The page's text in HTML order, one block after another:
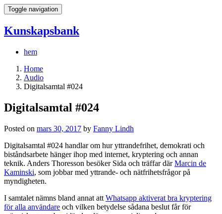
Toggle navigation
Kunskapsbank
hem
Home
Audio
Digitalsamtal #024
Digitalsamtal #024
Posted on mars 30, 2017 by Fanny Lindh
Digitalsamtal #024 handlar om hur yttrandefrihet, demokrati och
biståndsarbete hänger ihop med internet, kryptering och annan
teknik. Anders Thoresson besöker Sida och träffar därMarcin de
Kaminski, som jobbar med yttrande- och nätfrihetsfrågor på
myndigheten.
I samtalet nämns bland annat att Whatsapp aktiverat bra kryptering
för alla användare och vilken betydelse sådana beslut får för